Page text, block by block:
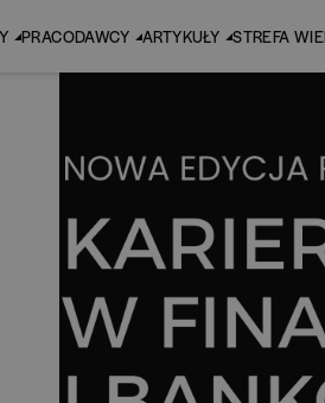
PRACODAWCY ARTYKUŁY STREFA